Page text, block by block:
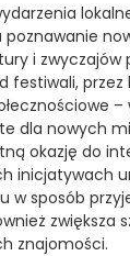
poznawanie
i zwyczajów
festiwali, przez
–
dla nowych
okazję do
inicjatywach
w sposób
zwiększa
znajomości.